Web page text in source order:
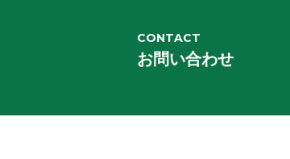
CONTACT
お問い合わせ